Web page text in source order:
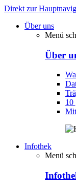
Direkt zur
Über uns
Menü
Über
10
Infothek
Menü